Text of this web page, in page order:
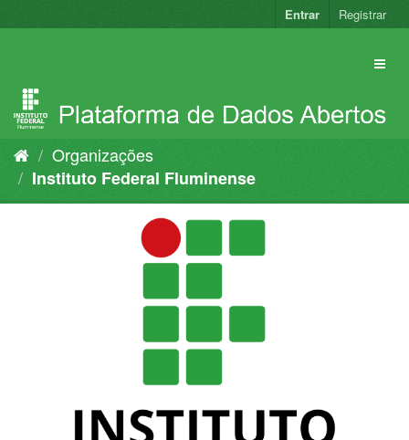
para
Entrar Registrar
Organizações
Instituto Federal Fluminense